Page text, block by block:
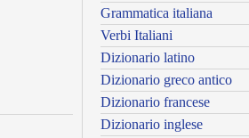
Grammatica italiana
Verbi Italiani
Dizionario latino
Dizionario greco antico
Dizionario francese
Dizionario inglese